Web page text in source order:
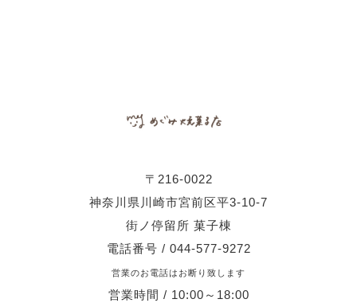
〒216-0022
神奈川県川崎市宮前区平3-10-7
街ノ停留所 菓子棟
電話番号 / 044-577-9272
営業のお電話はお断り致します
営業時間 / 10:00～18:00